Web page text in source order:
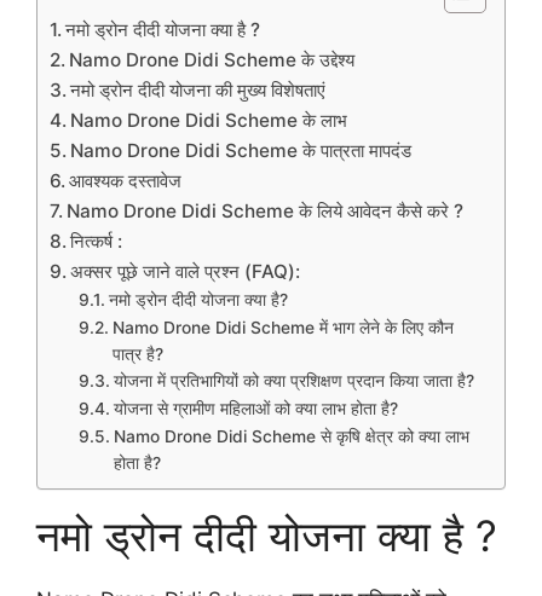
नमो ड्रोन दीदी योजना क्या है ?
Namo Drone Didi Scheme के उद्देश्य
नमो ड्रोन दीदी योजना की मुख्य विशेषताएं
Namo Drone Didi Scheme के लाभ
Namo Drone Didi Scheme के पात्रता मापदंड
आवश्यक दस्तावेज
Namo Drone Didi Scheme के लिये आवेदन कैसे करे ?
नित्कर्ष :
अक्सर पूछे जाने वाले प्रश्न (FAQ):
नमो ड्रोन दीदी योजना क्या है?
Namo Drone Didi Scheme में भाग लेने के लिए कौन
पात्र है?
योजना में प्रतिभागियों को क्या प्रशिक्षण प्रदान किया जाता है?
योजना से ग्रामीण महिलाओं को क्या लाभ होता है?
Namo Drone Didi Scheme से कृषि क्षेत्र को क्या लाभ
होता है?
नमो ड्रोन दीदी योजना क्या है ?